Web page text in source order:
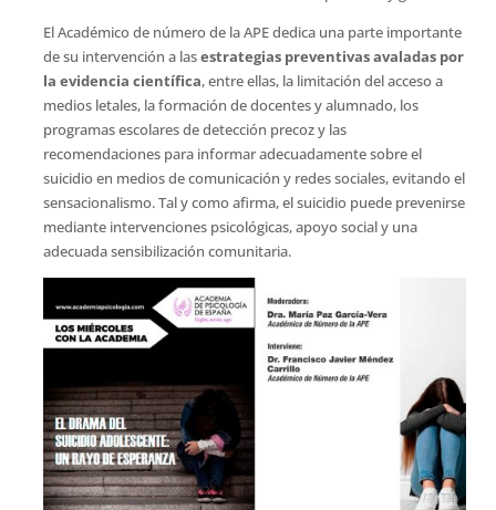
El Académico de número de la APE dedica una parte importante
de su intervención a lasestrategias preventivas avaladas por
la evidencia científica, entre ellas, la limitación del acceso a
medios letales, la formación de docentes y alumnado, los
programas escolares de detección precoz y las
recomendaciones para informar adecuadamente sobre el
suicidio en medios de comunicación y redes sociales, evitando el
sensacionalismo. Tal y como afirma, el suicidio puede prevenirse
mediante intervenciones psicológicas, apoyo social y una
adecuada sensibilización comunitaria.